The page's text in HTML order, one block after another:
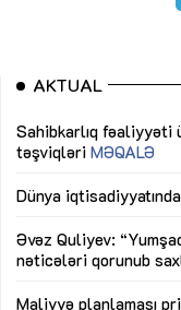
AKTUAL
Sahibkarlıq fəaliyyəti
təşviqləri MƏQALƏ
Dünya
Əvəz Quliyev:
nəticələri qorunub
Maliyyə planlaması